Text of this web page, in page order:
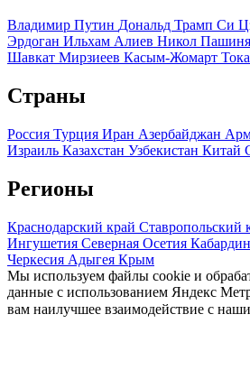
Владимир Путин Дональд Трамп Си
Эрдоган Ильхам Алиев Никол
Шавкат Мирзиеев Касым-Жомарт
Страны
Россия Турция Иран Азербайджан
Израиль Казахстан Узбекистан Китай
Регионы
Краснодарский край Ставропольский
Ингушетия Северная Осетия
Черкесия Адыгея Крым
Мы используем файлы cookie и
данные с использованием Яндекс
вам наилучшее взаимодействие с